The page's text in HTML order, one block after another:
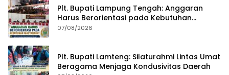
Plt. Bupati Lampung Tengah: Anggaran
Harus Berorientasi pada Kebutuhan
Masyarakat
07/08/2026
Plt. Bupati Lamteng: Silaturahmi Lintas Umat
Beragama Menjaga Kondusivitas Daerah